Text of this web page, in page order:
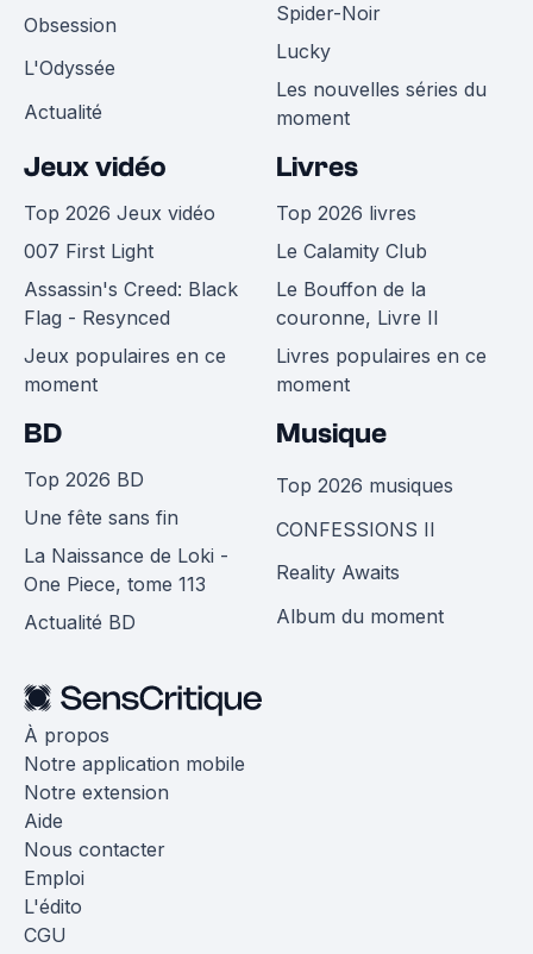
Obsession
L'Odyssée
Actualité
Spider-Noir
Lucky
Les nouvelles séries du
moment
Jeux vidéo
Top 2026 Jeux vidéo
007 First Light
Assassin's Creed: Black
Flag - Resynced
Jeux populaires en ce
moment
Livres
Top 2026 livres
Le Calamity Club
Le Bouffon de la
couronne, Livre II
Livres populaires en ce
moment
BD
Top 2026 BD
Une fête sans fin
La Naissance de Loki -
One Piece, tome 113
Actualité BD
Musique
Top 2026 musiques
CONFESSIONS II
Reality Awaits
Album du moment
À propos
Notre application mobile
Notre extension
Aide
Nous contacter
Emploi
L'édito
CGU